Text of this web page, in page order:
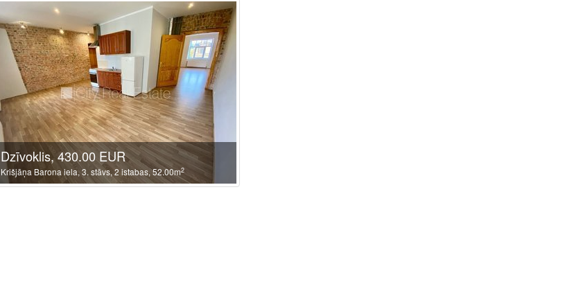
Dzīvoklis, 430.00 EUR
Krišjāņa Barona iela, 3. stāvs, 2 istabas, 52.00m2